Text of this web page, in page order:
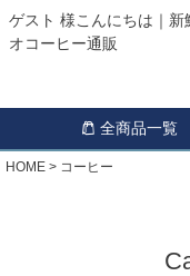
ゲスト 様こんにちは｜
オコーヒー通販
全商品一覧
HOME コーヒー